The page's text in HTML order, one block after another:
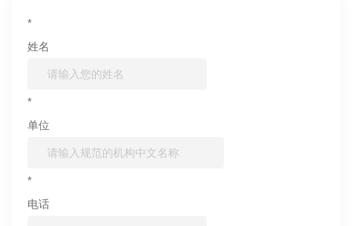
*
姓名
*
单位
*
电话